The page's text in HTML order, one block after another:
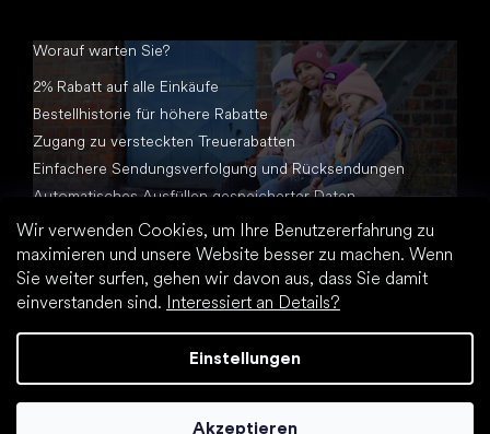
Wir verwenden Cookies, um Ihre Benutzererfahrung zu
maximieren und unsere Website besser zu machen. Wenn
Sie weiter surfen, gehen wir davon aus, dass Sie damit
einverstanden sind. Interessiert an Details?
Einstellungen
Akzeptieren
Worauf warten Sie?
2% Rabatt auf alle Einkäufe
Bestellhistorie für höhere Rabatte
Zugang zu versteckten Treuerabatten
Einfachere Sendungsverfolgung und Rücksendungen
Automatisches Ausfüllen gespeicherter Daten
Alle Dokumente an einem Ort
Erstellt von Shoptet Premium
Footic.de. Alle Rechte vorbehalten.